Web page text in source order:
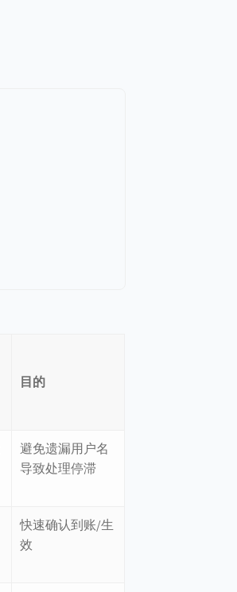
目的
避免遗漏用户名
导致处理停滞
快速确认到账/生
效